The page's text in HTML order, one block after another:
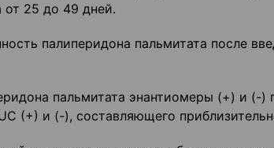
от 25 до 49 дней.
палиперидона пальмитата после
пальмитата энантиомеры (+) и (-
(+) и (-), составляющего